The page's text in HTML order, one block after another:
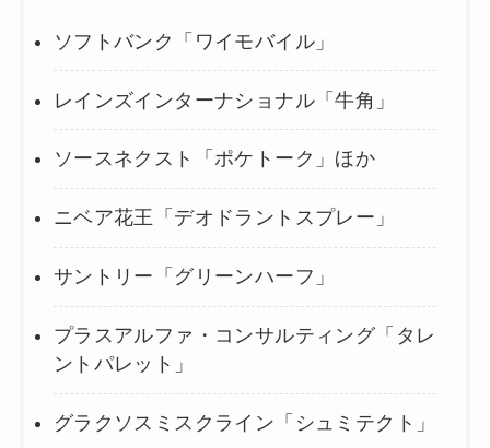
ソフトバンク「ワイモバイル」
レインズインターナショナル「牛角」
ソースネクスト「ポケトーク」ほか
ニベア花王「デオドラントスプレー」
サントリー「グリーンハーフ」
プラスアルファ・コンサルティング「タレ
ントパレット」
グラクソスミスクライン「シュミテクト」